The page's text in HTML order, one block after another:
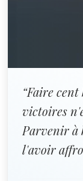
“Faire
victoires
Parvenir à
l'avoir